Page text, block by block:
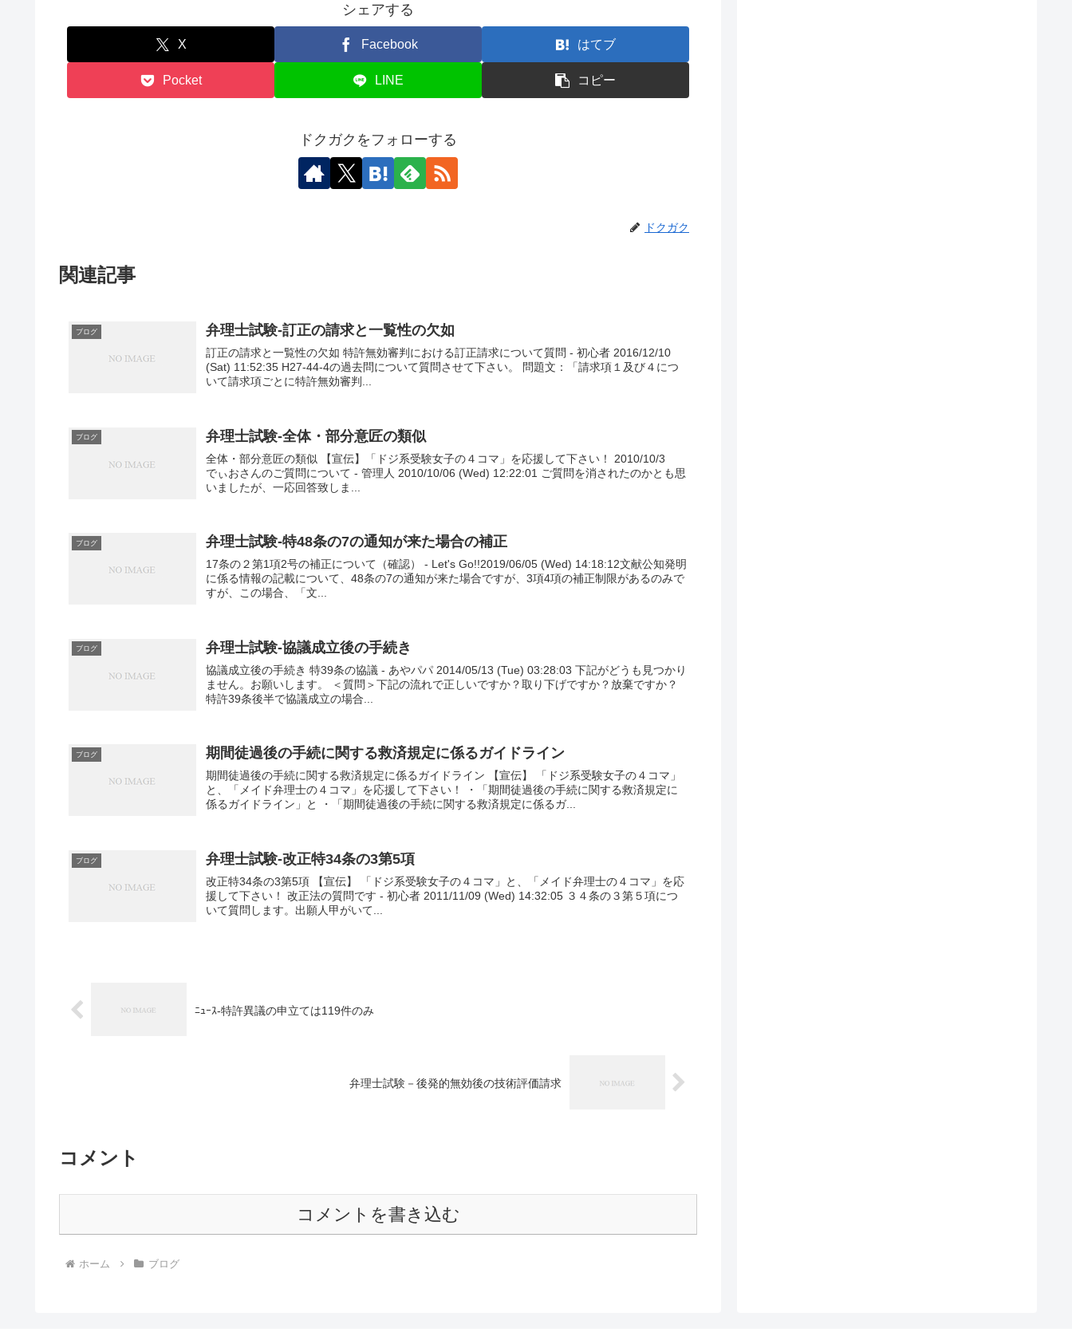
シェアする
X Facebook はてブ
Pocket LINE コピー
ドクガクをフォローする
ドクガク
関連記事
ブログ 弁理士試験-訂正の請求と一覧性の欠如
訂正の請求と一覧性の欠如 特許無効審判における訂正請求について質問 - 初心者 2016/12/10
(Sat) 11:52:35 H27-44-4の過去問について質問させて下さい。 問題文：「請求項１及び４につ
いて請求項ごとに特許無効審判...
ブログ 弁理士試験-全体・部分意匠の類似
全体・部分意匠の類似 【宣伝】「ドジ系受験女子の４コマ」を応援して下さい！ 2010/10/3
でぃおさんのご質問について - 管理人 2010/10/06 (Wed) 12:22:01 ご質問を消されたのかとも思
いましたが、一応回答致しま...
ブログ 弁理士試験-特48条の7の通知が来た場合の補正
17条の２第1項2号の補正について（確認） - Let's Go!!2019/06/05 (Wed) 14:18:12文献公知発明
に係る情報の記載について、48条の7の通知が来た場合ですが、3項4項の補正制限があるのみで
すが、この場合、「文...
ブログ 弁理士試験-協議成立後の手続き
協議成立後の手続き 特39条の協議 - あやパパ 2014/05/13 (Tue) 03:28:03 下記がどうも見つかり
ません。お願いします。 ＜質問＞下記の流れで正しいですか？取り下げですか？放棄ですか？
特許39条後半で協議成立の場合...
ブログ 期間徒過後の手続に関する救済規定に係るガイドライン
期間徒過後の手続に関する救済規定に係るガイドライン 【宣伝】 「ドジ系受験女子の４コマ」
と、「メイド弁理士の４コマ」を応援して下さい！ ・「期間徒過後の手続に関する救済規定に
係るガイドライン」と ・「期間徒過後の手続に関する救済規定に係るガ...
ブログ 弁理士試験-改正特34条の3第5項
改正特34条の3第5項 【宣伝】 「ドジ系受験女子の４コマ」と、「メイド弁理士の４コマ」を応
援して下さい！ 改正法の質問です - 初心者 2011/11/09 (Wed) 14:32:05 ３４条の３第５項につ
いて質問します。出願人甲がいて...
ﾆｭｰｽ-特許異議の申立ては119件のみ
弁理士試験－後発的無効後の技術評価請求
コメント
コメントを書き込む
ホーム ブログ